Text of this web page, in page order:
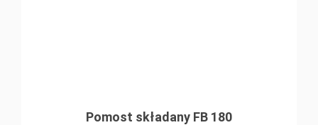
Pomost składany FB 180